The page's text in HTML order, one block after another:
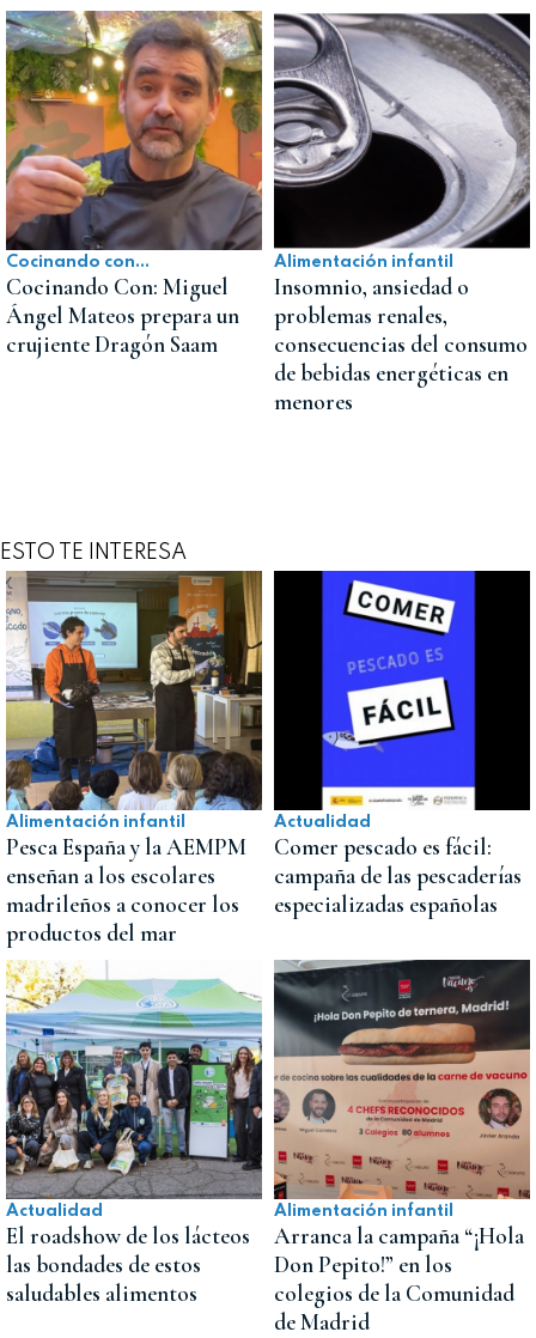
Cocinando con...
Cocinando Con: Miguel
Ángel Mateos prepara un
crujiente Dragón Saam
Alimentación infantil
Insomnio, ansiedad o
problemas renales,
consecuencias del consumo
de bebidas energéticas en
menores
ESTO TE INTERESA
Alimentación infantil
Pesca España y la AEMPM
enseñan a los escolares
madrileños a conocer los
productos del mar
Actualidad
Comer pescado es fácil:
campaña de las pescaderías
especializadas españolas
Actualidad
El roadshow de los lácteos
las bondades de estos
saludables alimentos
Alimentación infantil
Arranca la campaña “¡Hola
Don Pepito!” en los
colegios de la Comunidad
de Madrid